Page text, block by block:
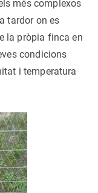
més complexos
tardor on es
la pròpia finca en
condicions
i temperatura